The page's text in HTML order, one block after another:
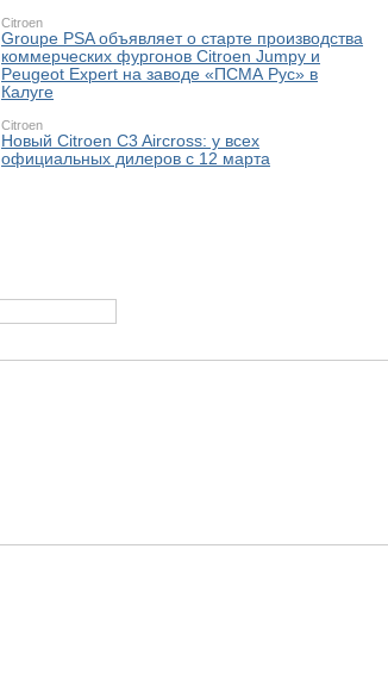
Citroen
Groupe PSA объявляет о старте производства
коммерческих фургонов Citroen Jumpy и
Peugeot Expert на заводе «ПСМА Рус» в
Калуге
Citroen
Новый Citroen C3 Aircross: у всех
официальных дилеров с 12 марта